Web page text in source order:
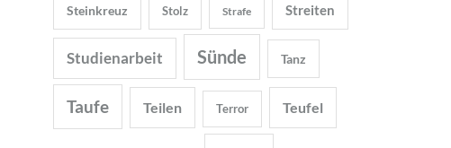
Steinkreuz Stolz Strafe Streiten
Studienarbeit Sünde Tanz
Taufe Teilen Terror Teufel